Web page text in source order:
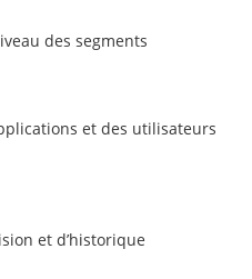
des segments
et des utilisateurs
et d’historique